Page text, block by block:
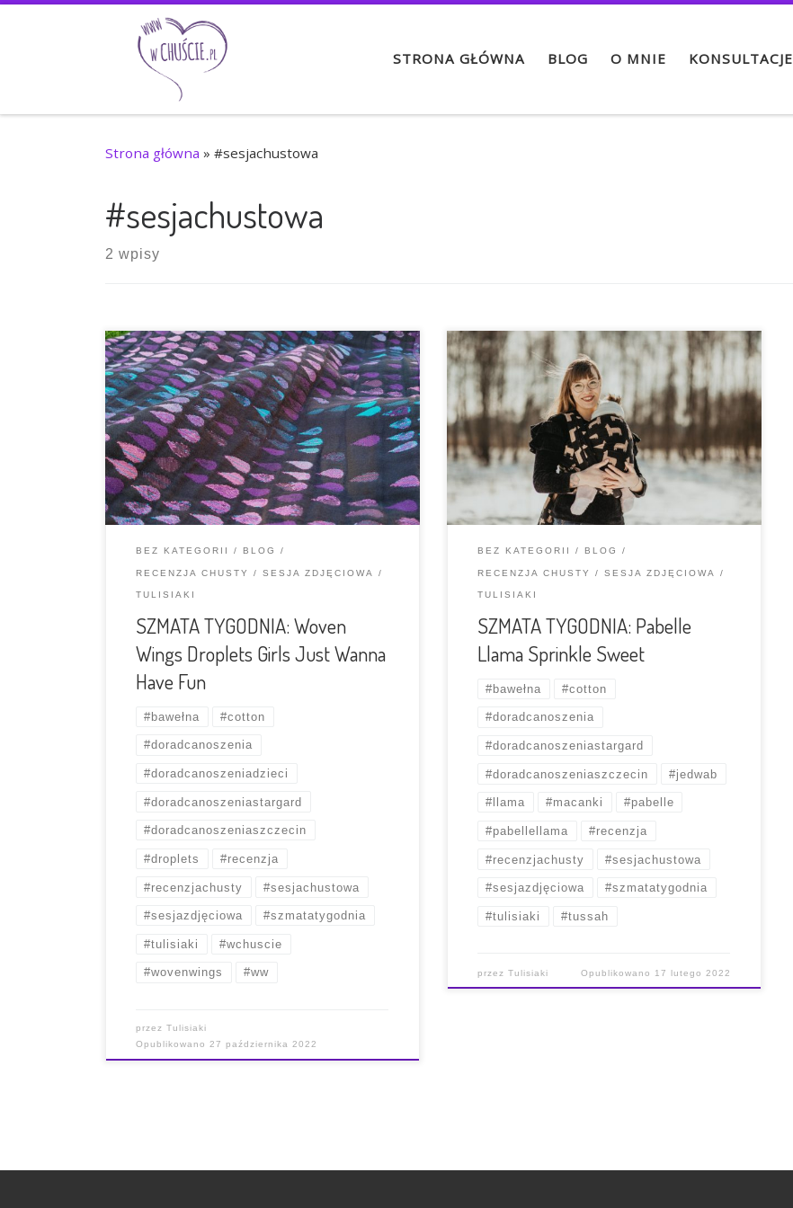
STRONA GŁÓWNA BLOG O MNIE KONSULTACJE
Strona główna » #sesjachustowa
#sesjachustowa
2 wpisy
Woven Wings Droplets Girls Just Wanna Have
Fun 100% Egyptian cotton 390 gsm (pocket
weave) Kultowe kropelki, na punkcie których
szaleją chustoświrki. Czemu? Szczerze mówiąc
po zmacaniu tej jednej… nie wiem. Fakt, wzór i
kolorystyka są bardzo wdzięczne i pięknie sie
prezentują, ale poza tym to najzwyklejszy w
świecie bawełniaczek. […]
BEZ KATEGORII BLOG
RECENZJA CHUSTY SESJA ZDJĘCIOWA
TULISIAKI
SZMATA TYGODNIA: Woven
Wings Droplets Girls Just Wanna
Have Fun
#bawełna #cotton
#doradcanoszenia
#doradcanoszeniadzieci
#doradcanoszeniastargard
#doradcanoszeniaszczecin
#droplets #recenzja
#recenzjachusty #sesjachustowa
#sesjazdjęciowa #szmatatygodnia
#tulisiaki #wchuscie
#wovenwings #ww
przezTulisiaki
Opublikowano27 października 2022
Pabelle Llama Sprinkle Sweet 75% cotton ,
17% viscose 8% tussah silk ~320 gsm Kolejna z
licznego już stada lam od Pabelle Slings.
Wypust preorderowy. W tym samym czasie
(wrzesień 2019), w równoległym preorderze
została wypuszczona także druga siostra z tej
samej osnowy – Llama Burgundy Ferns. Jaka
jest Sprinkle […]
BEZ KATEGORII BLOG
RECENZJA CHUSTY SESJA ZDJĘCIOWA
TULISIAKI
SZMATA TYGODNIA: Pabelle
Llama Sprinkle Sweet
#bawełna #cotton
#doradcanoszenia
#doradcanoszeniastargard
#doradcanoszeniaszczecin #jedwab
#llama #macanki #pabelle
#pabellellama #recenzja
#recenzjachusty #sesjachustowa
#sesjazdjęciowa #szmatatygodnia
#tulisiaki #tussah
przezTulisiaki Opublikowano 17 lutego 2022